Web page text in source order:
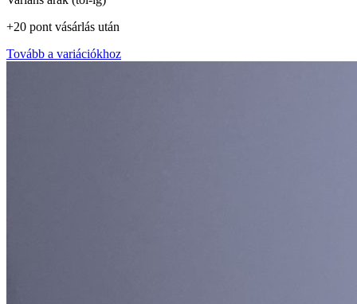
+20 pont vásárlás után
Tovább a variációkhoz